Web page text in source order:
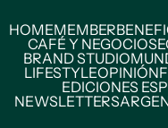
HOMEMEMBER
CAFÉ Y NEGOCIOS
BRAND STUDIO
LIFESTYLEOPINIÓN
EDICIONES
NEWSLETTERS